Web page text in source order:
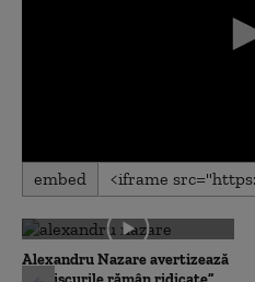
0
seconds
0
seconds
embed
Alexandru Nazare avertizează